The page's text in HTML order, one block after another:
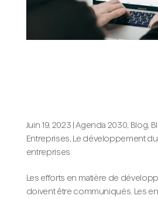
Juin 19, 2023 |Agenda 2030, Blog,
Entreprises, Le développement
entreprises
Les efforts en matière de
doivent être communiqués. Les